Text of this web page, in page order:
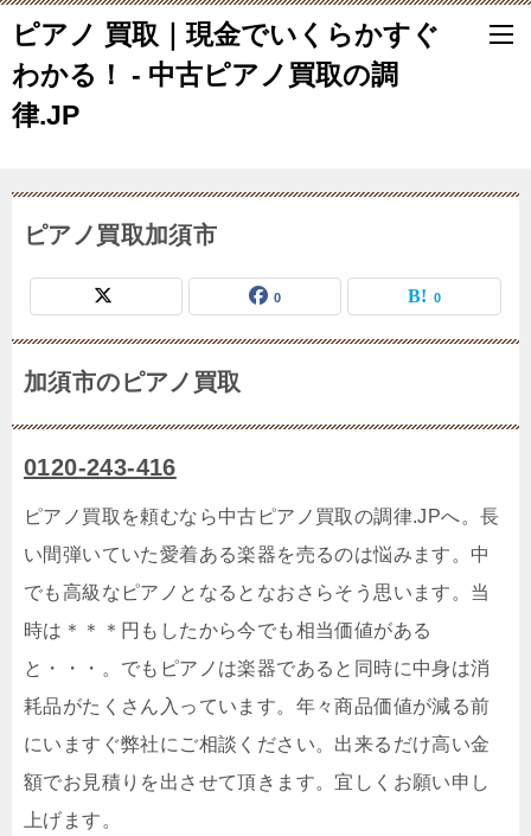
ピアノ 買取｜現金でいくらかすぐ
わかる！ - 中古ピアノ買取の調
律.JP
ピアノ買取加須市
0 0
加須市のピアノ買取
0120-243-416
ピアノ買取を頼むなら中古ピアノ買取の調律.JPへ。長
い間弾いていた愛着ある楽器を売るのは悩みます。中
でも高級なピアノとなるとなおさらそう思います。当
時は＊＊＊円もしたから今でも相当価値がある
と・・・。でもピアノは楽器であると同時に中身は消
耗品がたくさん入っています。年々商品価値が減る前
にいますぐ弊社にご相談ください。出来るだけ高い金
額でお見積りを出させて頂きます。宜しくお願い申し
上げます。